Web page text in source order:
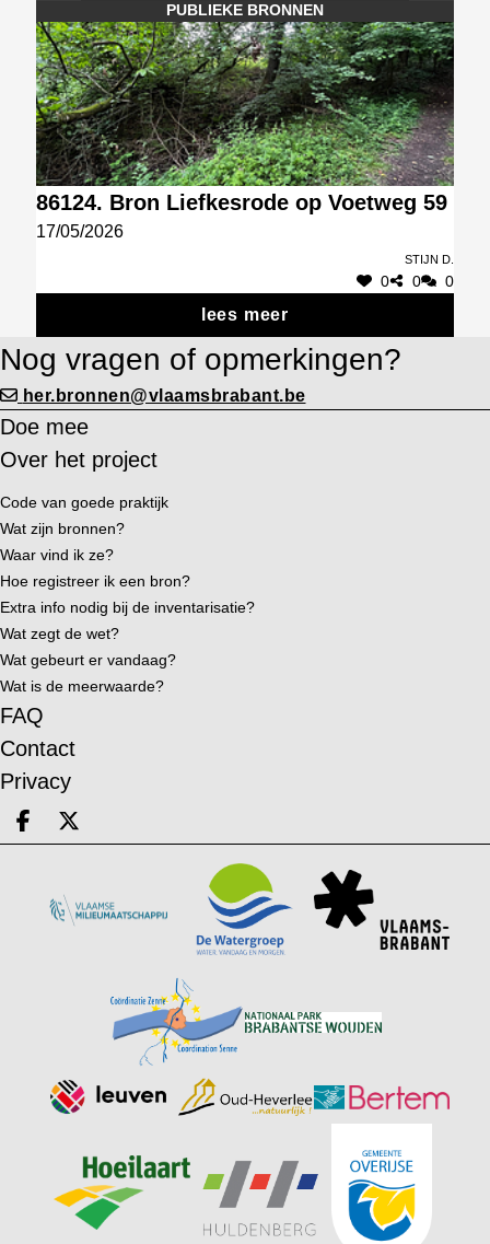
PUBLIEKE BRONNEN
86124. Bron Liefkesrode op Voetweg 59
17/05/2026
Stijn D.
0 0 0
lees meer
Nog vragen of opmerkingen?
her.bronnen@vlaamsbrabant.be
Doe mee
Over het project
Code van goede praktijk
Wat zijn bronnen?
Waar vind ik ze?
Hoe registreer ik een bron?
Extra info nodig bij de inventarisatie?
Wat zegt de wet?
Wat gebeurt er vandaag?
Wat is de meerwaarde?
FAQ
Contact
Privacy
Deel op facebook
Deel op X